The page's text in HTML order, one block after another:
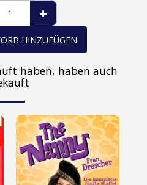
HINZUFÜGEN
haben, haben auch